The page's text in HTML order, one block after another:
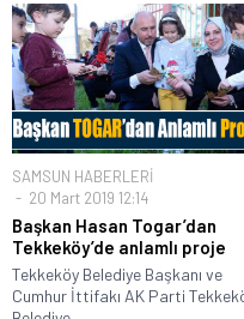
SAMSUN HABERLERİ
20 Mart 2019 12:14
Başkan Hasan Togar’dan
Tekkeköy’de anlamlı proje
Tekkeköy Belediye Başkanı ve
Cumhur İttifakı AK Parti